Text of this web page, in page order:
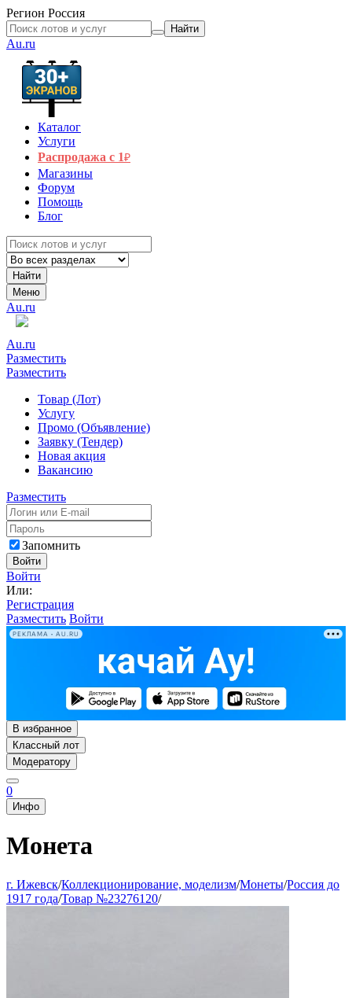
Регион Россия
Найти
Au.ru
Каталог
Услуги
Распродажа с 1₽
Магазины
Форум
Помощь
Блог
Найти
Меню
Au.ru
Au.ru
Разместить
Разместить
Товар (Лот)
Услугу
Промо (Объявление)
Заявку (Тендер)
Новая акция
Вакансию
Разместить
Запомнить
Войти
Войти
Или:
Регистрация
Разместить Войти
РЕКЛАМА • AU.RU
В избранное
Классный лот
Модератору
0
Инфо
Монета
г. Ижевск/Коллекционирование, моделизм/Монеты/Россия до
1917 года/Товар №23276120/